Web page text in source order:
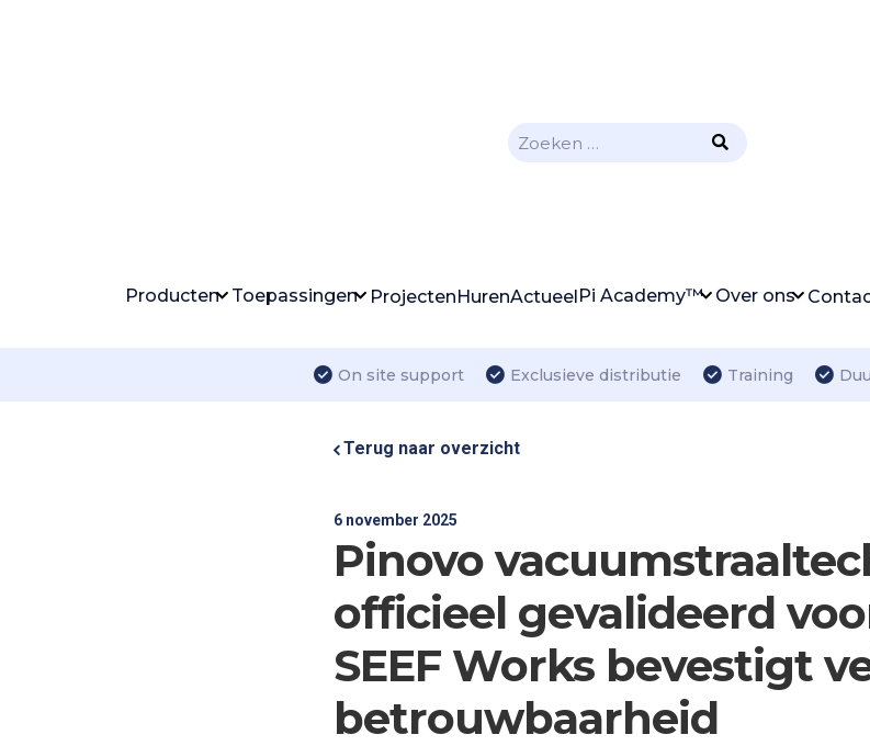
Zoeken
Producten Toepassingen ProjectenHurenActueelPi Academy™ Over ons
On site support Exclusieve distributie Training
Terug naar overzicht
6 november 2025
Pinovo
officieel gevalideerd
SEEF Works bevestigt
betrouwbaarheid